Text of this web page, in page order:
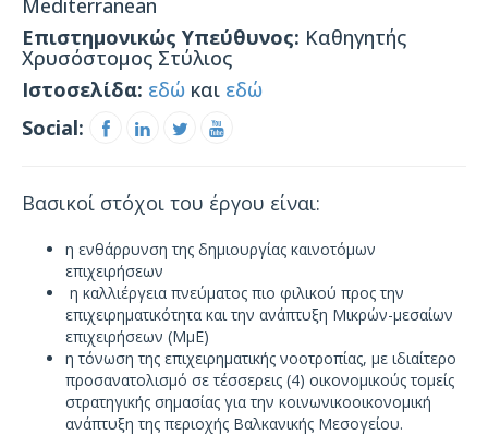
Mediterranean
Επιστημονικώς Υπεύθυνος: Καθηγητής
Χρυσόστομος Στύλιος
Ιστοσελίδα: εδώ και εδώ
Social:
Βασικοί στόχοι του έργου είναι:
η ενθάρρυνση της δημιουργίας καινοτόμων
επιχειρήσεων
η καλλιέργεια πνεύματος πιο φιλικού προς την
επιχειρηματικότητα και την ανάπτυξη Μικρών-μεσαίων
επιχειρήσεων (ΜμΕ)
η τόνωση της επιχειρηματικής νοοτροπίας, με ιδιαίτερο
προσανατολισμό σε τέσσερεις (4) οικονομικούς τομείς
στρατηγικής σημασίας για την κοινωνικοοικονομική
ανάπτυξη της περιοχής Βαλκανικής Μεσογείου.